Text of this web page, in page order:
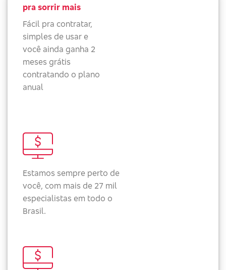
pra sorrir mais
Fácil pra contratar,
simples de usar e
você ainda ganha 2
meses grátis
contratando o plano
anual
Estamos sempre perto de
você, com mais de 27 mil
especialistas em todo o
Brasil.